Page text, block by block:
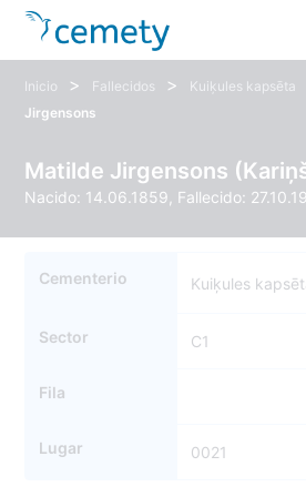
Inicio > Fallecidos > Kuiķules kapsēta
Jirgensons
Matilde Jirgensons
Nacido: 14.06.1859, Fallecido:
Cementerio Kuiķules
Sector C1
Fila
Lugar 0021